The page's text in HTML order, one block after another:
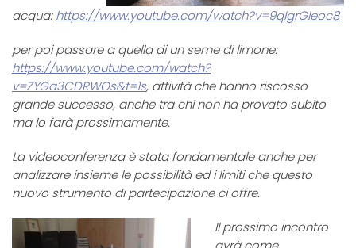
acqua:https://www.youtube.com/watch?v=9qIgrGleoc8
per poi passare a quella di un seme di limone:
https://www.youtube.com/watch?
v=ZYGa3CDRWOs&t=1s, attività che hanno riscosso
grande successo, anche tra chi non ha provato subito
ma lo farà prossimamente.
La videoconferenza è stata fondamentale anche per
analizzare insieme le possibilità ed i limiti che questo
nuovo strumento di partecipazione ci offre.
Il prossimo incontro